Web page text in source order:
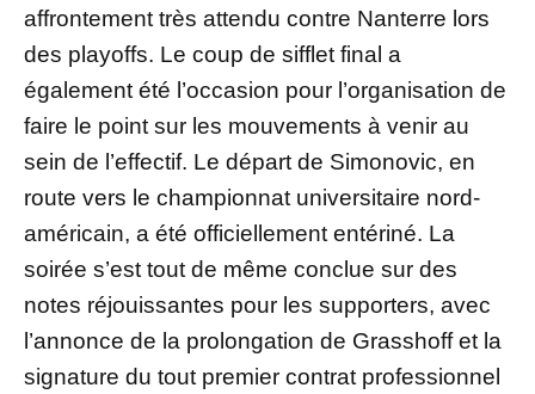
affrontement très attendu contre Nanterre lors
des playoffs. Le coup de sifflet final a
également été l’occasion pour l’organisation de
faire le point sur les mouvements à venir au
sein de l’effectif. Le départ de Simonovic, en
route vers le championnat universitaire nord-
américain, a été officiellement entériné. La
soirée s’est tout de même conclue sur des
notes réjouissantes pour les supporters, avec
l’annonce de la prolongation de Grasshoff et la
signature du tout premier contrat professionnel